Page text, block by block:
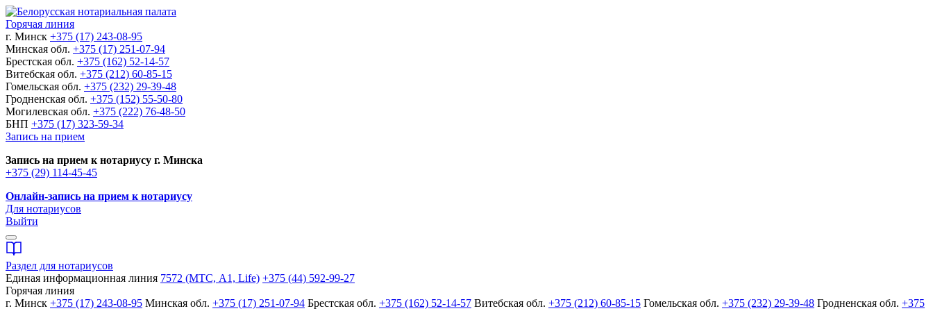
Горячая линия
г. Минск +375 (17) 243-08-95
Минская обл. +375 (17) 251-07-94
Брестская обл. +375 (162) 52-14-57
Витебская обл. +375 (212) 60-85-15
Гомельская обл. +375 (232) 29-39-48
Гродненская обл. +375 (152) 55-50-80
Могилевская обл. +375 (222) 76-48-50
БНП +375 (17) 323-59-34
Запись на прием
Запись на прием к нотариусу г. Минска
+375 (29) 114-45-45
Онлайн-запись на прием к нотариусу
Для нотариусов
Выйти
Раздел для нотариусов
Единая информационная линия 7572 (МТС, A1, Life) +375 (44) 592-99-27
Горячая линия
г. Минск +375 (17) 243-08-95 Минская обл. +375 (17) 251-07-94 Брестская обл. +375 (162) 52-14-57 Витебская обл. +375 (212) 60-85-15 Гомельская обл. +375 (232) 29-39-48 Гродненская обл. +375